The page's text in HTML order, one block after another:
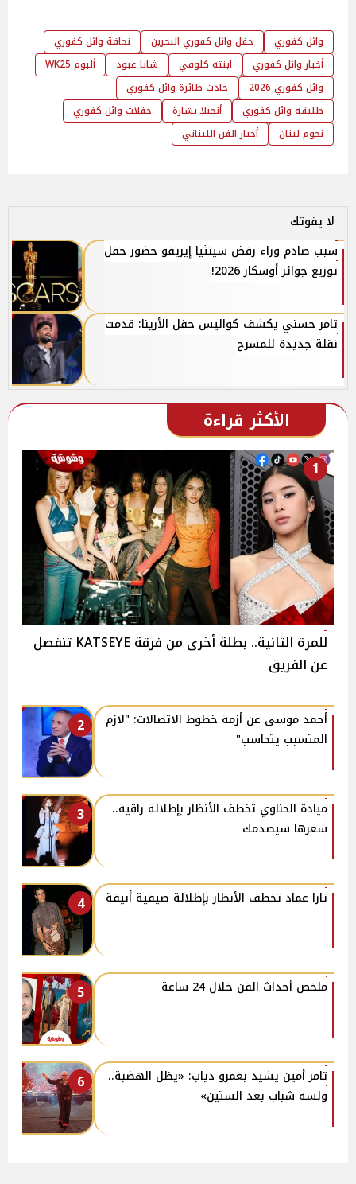
وائل كفوري حفل وائل كفوري البحرين
نحافة وائل كفوري
أخبار وائل كفوري
ابنته كلوفي شانا عبود
ألبوم WK25
وائل كفوري 2026
حادث طائرة وائل كفوري
طليقة وائل كفوري
أنجيلا بشارة
حفلات وائل كفوري
نجوم لبنان
أخبار الفن اللبناني
لا يفوتك
سبب صادم وراء رفض سينثيا إيريفو حضور حفل
توزيع جوائز أوسكار 2026!
تامر حسني يكشف كواليس حفل الأرينا: قدمت
نقلة جديدة للمسرح
الأكثر قراءة
1
للمرة الثانية.. بطلة أخرى من فرقة KATSEYE تنفصل
عن الفريق
2
أحمد موسى عن أزمة خطوط الاتصالات: "لازم
المتسبب يتحاسب"
3
ميادة الحناوي تخطف الأنظار بإطلالة راقية..
سعرها سيصدمك
4 تارا عماد تخطف الأنظار بإطلالة صيفية أنيقة
5 ملخص أحداث الفن خلال 24 ساعة
6
تامر أمين يشيد بعمرو دياب: «يظل الهضبة..
ولسه شباب بعد الستين»